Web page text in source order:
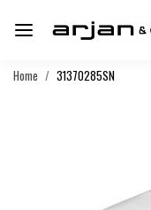
Home 31370285SN